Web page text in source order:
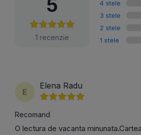
5
1 recenzie
4 stele
3 stele
2 stele
1 stele
E
Elena Radu
Recomand
O lectura de vacanta